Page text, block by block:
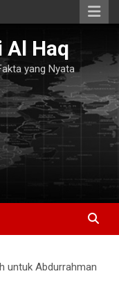
Al Haq
yang Nyata
untuk Abdurrahman